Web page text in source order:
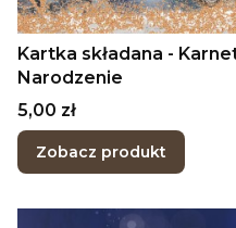
Kartka składana -
Narodzenie
Cena
5,00 zł
Zobacz produkt